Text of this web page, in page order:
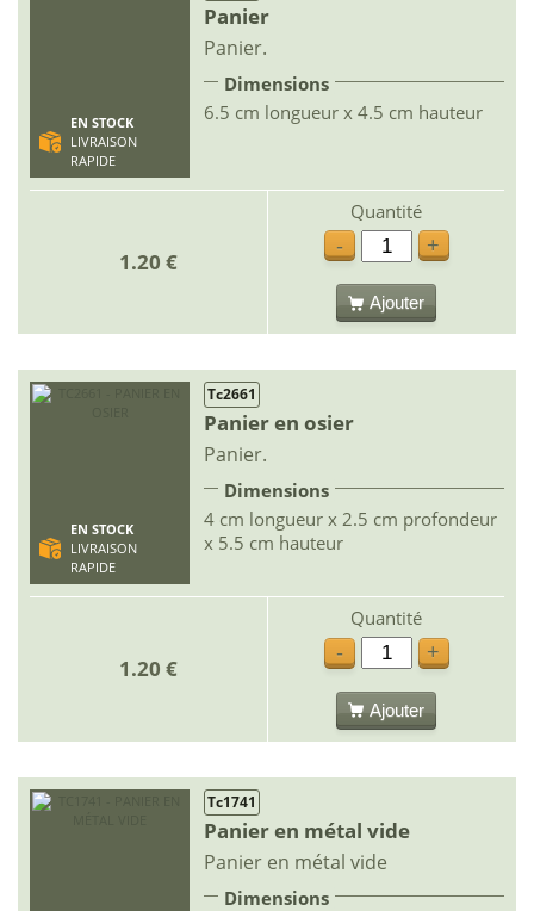
EN STOCK
LIVRAISON
RAPIDE
Panier
Panier.
Dimensions
6.5 cm longueur x 4.5 cm hauteur
1.20 €
Quantité
-
+
Ajouter
EN STOCK
LIVRAISON
RAPIDE
Tc2661
Panier en osier
Panier.
Dimensions
4 cm longueur x 2.5 cm profondeur
x 5.5 cm hauteur
1.20 €
Quantité
-
+
Ajouter
Tc1741
Panier en métal vide
Panier en métal vide
Dimensions